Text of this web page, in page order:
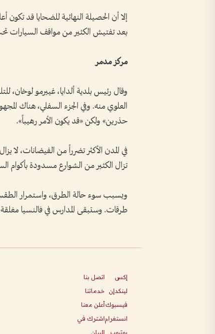
إلا أن الحصيلة النهائية للضحايا قد
بعد تفتيش الكثير من مواقف السيارات تحت
مركز مدمر
وقال رئيس بلدية ألدايا، غييرمو لوخان،
العلوي منه. وفي الجزء السفلي، هناك
حذرين» ولكن «قد يكون الأمر رهيباً».
في المدن الأكثر تضرراً من الفيضانات، لا
تزال الكثير من الشوارع مسدودة بأكوام
وبسبب سوء حالة الطرق، واستمرار
طرقات. وستبقى المدارس في فالنسيا
إكس
لينكدإن
فيسبوك
انستغرام
يوتيوب
اتصل بنا
خدماتنا
أعلن معنا
اشترك في
البيان